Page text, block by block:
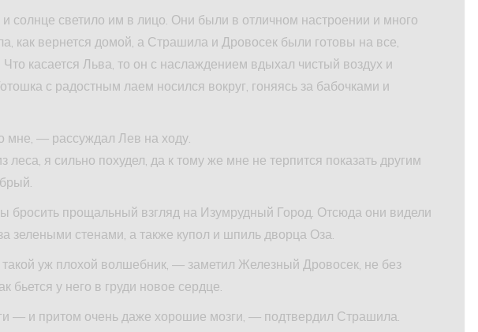
солнце светило им в лицо. Они были в отличном настроении и много
как вернется домой, а Страшила и Дровосек были готовы на все,
касается Льва, то он с наслаждением вдыхал чистый воздух и
с радостным лаем носился вокруг, гоняясь за бабочками и
мне, — рассуждал Лев на ходу.
я сильно похудел, да к тому же мне не терпится показать другим
бросить прощальный взгляд на Изумрудный Город. Отсюда они видели
зелеными стенами, а также купол и шпиль дворца Оза.
уж плохой волшебник, — заметил Железный Дровосек, не без
бьется у него в груди новое сердце.
— и притом очень даже хорошие мозги, — подтвердил Страшила.